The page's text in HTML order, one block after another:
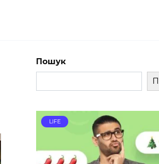
Пошук
LIFE